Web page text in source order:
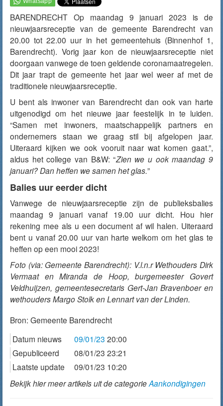
BARENDRECHT Op maandag 9 januari 2023 is de
nieuwjaarsreceptie van de gemeente Barendrecht van
20.00 tot 22.00 uur in het gemeentehuis (Binnenhof 1,
Barendrecht). Vorig jaar kon de nieuwjaarsreceptie niet
doorgaan vanwege de toen geldende coronamaatregelen.
Dit jaar trapt de gemeente het jaar wel weer af met de
traditionele nieuwjaarsreceptie.
U bent als inwoner van Barendrecht dan ook van harte
uitgenodigd om het nieuwe jaar feestelijk in te luiden.
“Samen met inwoners, maatschappelijk partners en
ondernemers staan we graag stil bij afgelopen jaar.
Uiteraard kijken we ook vooruit naar wat komen gaat.”,
aldus het college van B&W: “Zien we u ook maandag 9
januari? Dan heffen we samen het glas.”
Balies uur eerder dicht
Vanwege de nieuwjaarsreceptie zijn de publieksbalies
maandag 9 januari vanaf 19.00 uur dicht. Hou hier
rekening mee als u een document af wil halen. Uiteraard
bent u vanaf 20.00 uur van harte welkom om het glas te
heffen op een mooi 2023!
Foto (via: Gemeente Barendrecht): V.l.n.r Wethouders Dirk
Vermaat en Miranda de Hoop, burgemeester Govert
Veldhuijzen, gemeentesecretaris Gert-Jan Bravenboer en
wethouders Margo Stolk en Lennart van der Linden.
Bron: Gemeente Barendrecht
Datum nieuws
09/01/23 20:00
Gepubliceerd
08/01/23 23:21
Laatste update
09/01/23 10:20
Bekijk hier meer artikels uit de categorieAankondigingen